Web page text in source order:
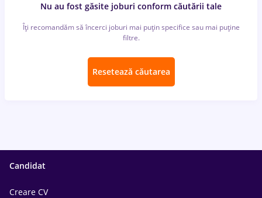
Nu au fost găsite joburi conform căutării tale
Îți recomandăm să încerci joburi mai puțin specifice sau mai puține
filtre.
Resetează căutarea
Candidat
Creare CV